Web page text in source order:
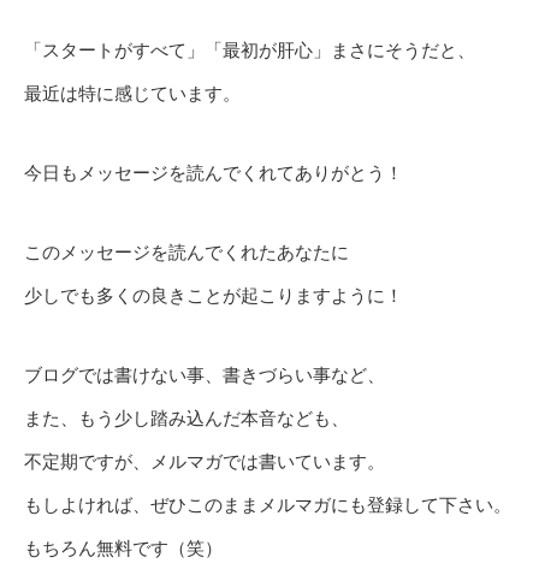
「スタートがすべて」「最初が肝心」まさにそうだと、
最近は特に感じています。
今日もメッセージを読んでくれてありがとう！
このメッセージを読んでくれたあなたに
少しでも多くの良きことが起こりますように！
ブログでは書けない事、書きづらい事など、
また、もう少し踏み込んだ本音なども、
不定期ですが、メルマガでは書いています。
もしよければ、ぜひこのままメルマガにも登録して下さい。
もちろん無料です（笑）